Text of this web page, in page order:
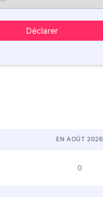
Déclarer
EN AOÛT 2026
0